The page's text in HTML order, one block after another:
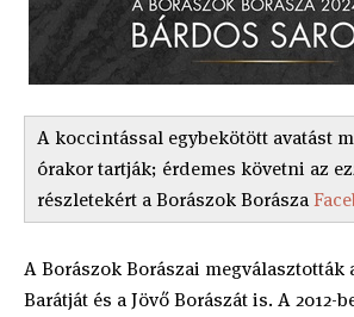
A koccintással egybekötött avatást
órakor tartják; érdemes követni az
részletekért a Borászok Borásza
A Borászok Borászai megválasztották
Barátját és a Jövő Borászát is. A